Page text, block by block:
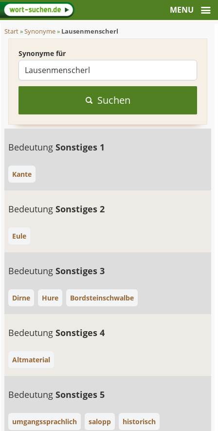
Start»Synonyme» Lausenmenscherl
Synonyme für
Suchen
BedeutungSonstiges 1
Kante
BedeutungSonstiges 2
Eule
BedeutungSonstiges 3
Dirne Hure Bordsteinschwalbe
BedeutungSonstiges 4
Altmaterial
BedeutungSonstiges 5
umgangssprachlich salopp historisch